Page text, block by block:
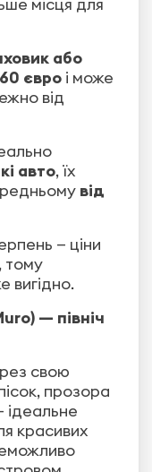
або
60 євро і може
від
авто, їх
від
— ціни
тому
вигідно.
— північ
свою
прозора
ідеальне
красивих